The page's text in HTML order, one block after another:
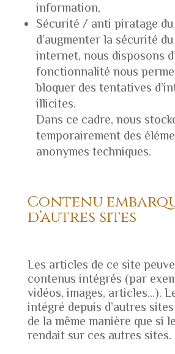
information,
Sécurité / anti piratage
d’augmenter la sécurité
internet, nous disposons
fonctionnalité nous
bloquer des tentatives
illicites.
Dans ce cadre, nous
temporairement des
anonymes techniques.
Contenu
d’autres sites
Les articles de ce site
contenus intégrés (par
vidéos, images, articles…).
intégré depuis d’autres
de la même manière que si
rendait sur ces autres sites.